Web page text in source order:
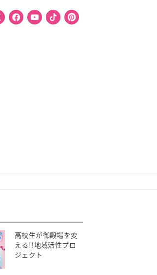
高校生が御殿場を変
える!!地域活性プロ
ジェクト